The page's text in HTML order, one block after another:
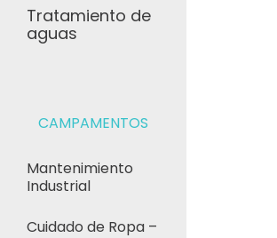
Tratamiento de
aguas
CAMPAMENTOS
Mantenimiento
Industrial
Cuidado de Ropa –